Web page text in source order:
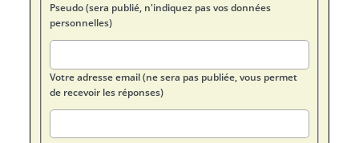
Pseudo (sera publié, n'indiquez pas vos données
personnelles)
Votre adresse email (ne sera pas publiée, vous permet
de recevoir les réponses)